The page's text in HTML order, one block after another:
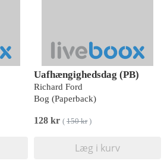
Uafhængighedsdag (PB)
Richard Ford
Bog (Paperback)
128 kr ( 150 kr)
Læg i kurv